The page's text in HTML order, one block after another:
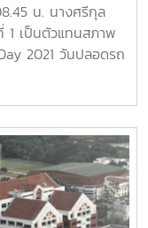
น. นางศรีกุล
1 เป็นตัวแทนสภาพ
2021 วันปลอดรถ